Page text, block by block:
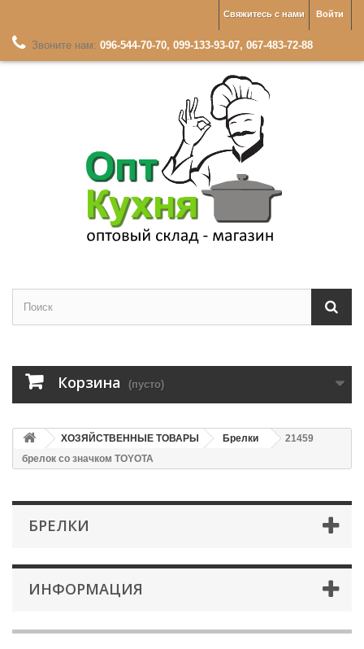
Войти
Свяжитесь с нами
Звоните нам: 096-544-70-70, 099-133-93-07, 067-483-72-88
Корзина (пусто)
ХОЗЯЙСТВЕННЫЕ ТОВАРЫ Брелки
21459
брелок со значком TOYOTA
БРЕЛКИ
ИНФОРМАЦИЯ